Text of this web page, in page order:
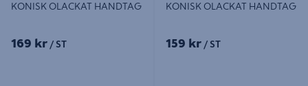
KONISK OLACKAT HANDTAG
169 kr / ST
KONISK OLACKAT HANDTAG
159 kr / ST